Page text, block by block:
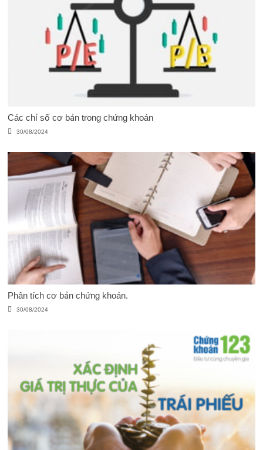
Các chỉ số cơ bản trong chứng khoán
30/08/2024
Phân tích cơ bản chứng khoán.
30/08/2024